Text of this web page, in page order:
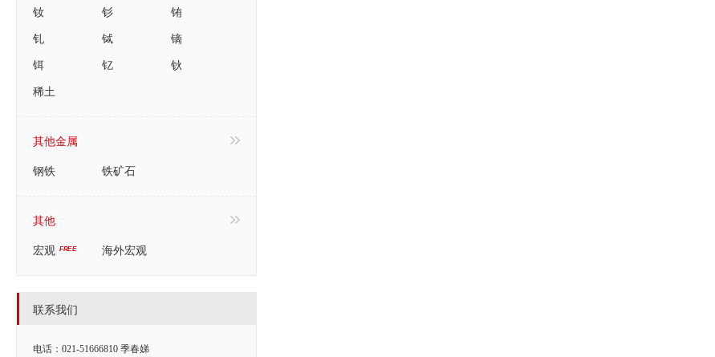
钕
钐
铕
钆
铽
镝
铒
钇
钬
稀土
其他金属
钢铁
铁矿石
其他
宏观
海外宏观
联系我们
电话：021-51666810 季春娣